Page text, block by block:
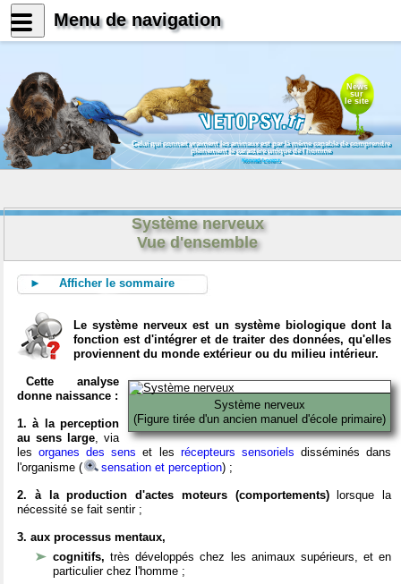
News
sur
le site
Celui qui connait vraiment les animaux est par là même capable de comprendre
pleinement le caractère unique de l'homme
Konrad Lorenz
Système nerveux
Vue d'ensemble
► Afficher le sommaire
Le système nerveux est un système biologique dont la
fonction est d'intégrer et de traiter des données, qu'elles
proviennent du monde extérieur ou du milieu intérieur.
Système nerveux
(Figure tirée d'un ancien manuel d'école primaire)
Cette analyse
donne naissance :
1. à la perception
au sens large, via
lesorganes des sens et les récepteurs sensoriels disséminés dans
l'organisme (
sensation et perception) ;
2. à la production d'actes moteurs (comportements)lorsque la
nécessité se fait sentir ;
3. aux processus mentaux,
cognitifs,très développés chez les animaux supérieurs, et en
particulier chez l'homme ;
Menu de navigation